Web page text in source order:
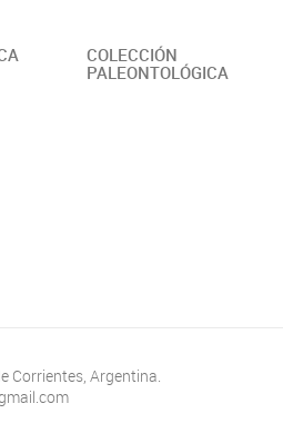
COLECCIÓN
PALEONTOLÓGICA
Corrientes, Argentina.